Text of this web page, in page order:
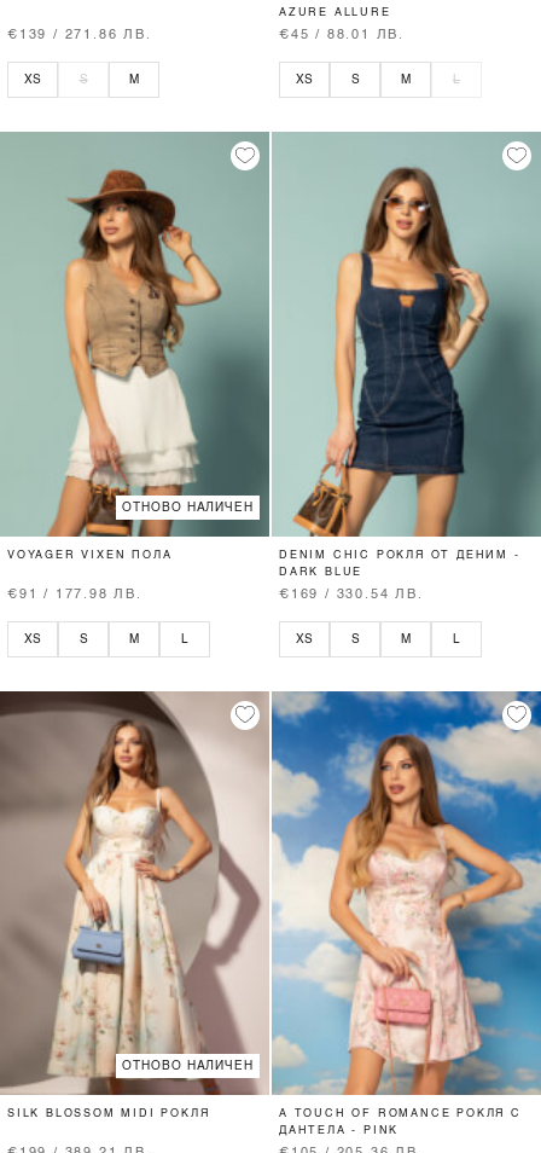
€139 / 271.86 ЛВ.
XS S M
AZURE ALLURE
€45 / 88.01 ЛВ.
XS S M L
ОТНОВО НАЛИЧЕН
VOYAGER VIXEN ПОЛА
€91 / 177.98 ЛВ.
XS S M
DENIM CHIC РОКЛЯ ОТ ДЕНИМ -
DARK BLUE
€169 / 330.54 ЛВ.
XS S M
ОТНОВО НАЛИЧЕН
SILK BLOSSOM MIDI РОКЛЯ
A TOUCH OF ROMANCE РОКЛЯ С
ДАНТЕЛА - PINK